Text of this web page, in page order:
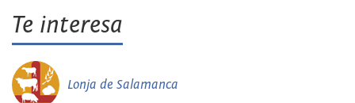
Te interesa
Lonja de Salamanca